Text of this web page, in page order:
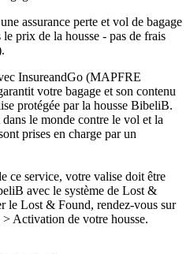
assurance perte et vol de bagage
le prix de la housse - pas de frais
InsureandGo (MAPFRE
votre bagage et son contenu
protégée par la housse BibeliB.
le monde contre le vol et la
prises en charge par un
ce service, votre valise doit être
avec le système de Lost &
le Lost & Found, rendez-vous sur
Activation de votre housse.